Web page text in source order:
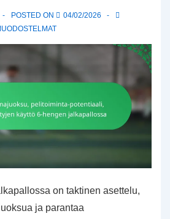
POSTED ON
04/02/2026
on taktinen asettelu,
ja parantaa